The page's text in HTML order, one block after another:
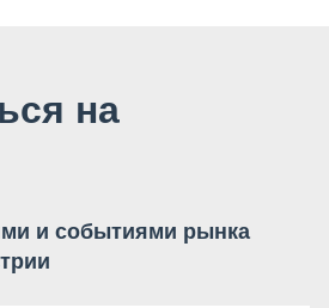
на
и событиями рынка